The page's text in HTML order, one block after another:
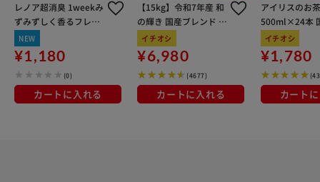
レノア超消臭 1weekみ
ずみずしく香るフレッ
シュグリーンの香り 詰
め替え用超特大サイズ
1600ml
NEW
¥1,180
(0)
カートに入れる
【15kg】令和7年産 和
の輝き 国産ブレンド 5
kg×3袋
イチオシ
¥6,980
(4677)
カートに入れる
アイリスのお
500ml×24本
100％使用
イチオシ
¥1,780
カート